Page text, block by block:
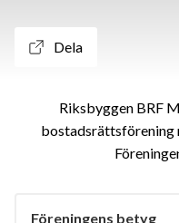
Dela
Riksbyggen BRF
bostadsrättsförening
Föreningens betyg